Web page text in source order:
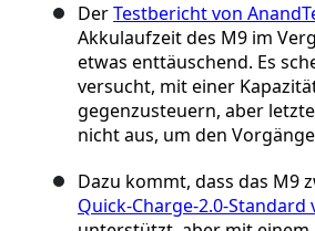
DerTestbericht von
Akkulaufzeit des M9 im
etwas enttäuschend. Es
versucht, mit einer
gegenzusteuern, aber
nicht aus, um den
Dazu kommt, dass das M9
Quick-Charge-2.0-Standard